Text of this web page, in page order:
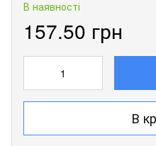
В наявності
157.50 грн
В